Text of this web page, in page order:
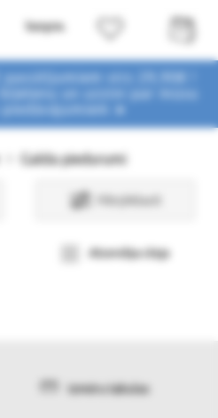
pasūtījumiem virs 29,90€ !
un uzzini par mūsu
Galda piedurumi
Filtri/Atlasīt
Atsevišķa sleja
Izmēru tabulas